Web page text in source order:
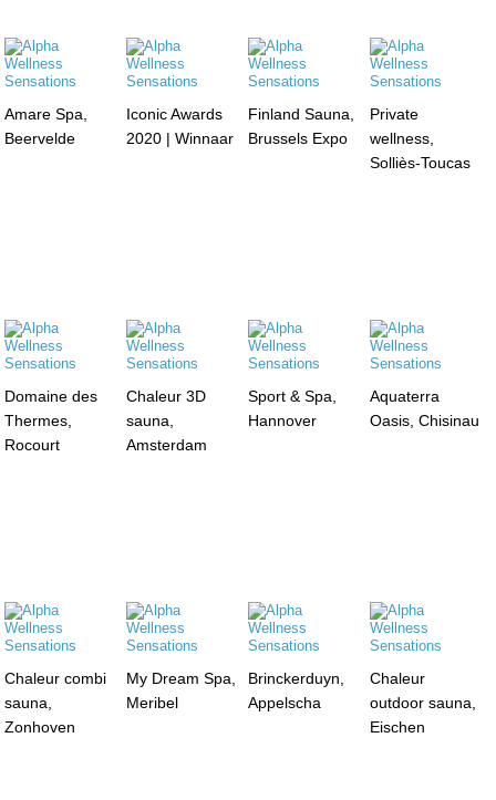
Amare Spa,
Beervelde
Iconic Awards
2020 | Winnaar
Finland Sauna,
Brussels Expo
Private
wellness,
Solliès-Toucas
Domaine des
Thermes,
Rocourt
Chaleur 3D
sauna,
Amsterdam
Sport & Spa,
Hannover
Aquaterra
Oasis, Chisinau
Chaleur combi
sauna,
Zonhoven
My Dream Spa,
Meribel
Brinckerduyn,
Appelscha
Chaleur
outdoor sauna,
Eischen